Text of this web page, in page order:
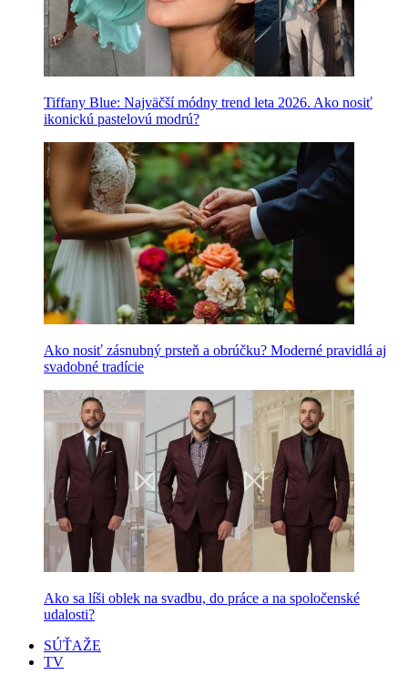
Tiffany Blue: Najväčší módny trend leta 2026. Ako nosiť
ikonickú pastelovú modrú?
Ako nosiť zásnubný prsteň a obrúčku? Moderné pravidlá aj
svadobné tradície
Ako sa líši oblek na svadbu, do práce a na spoločenské
udalosti?
SÚŤAŽE
TV